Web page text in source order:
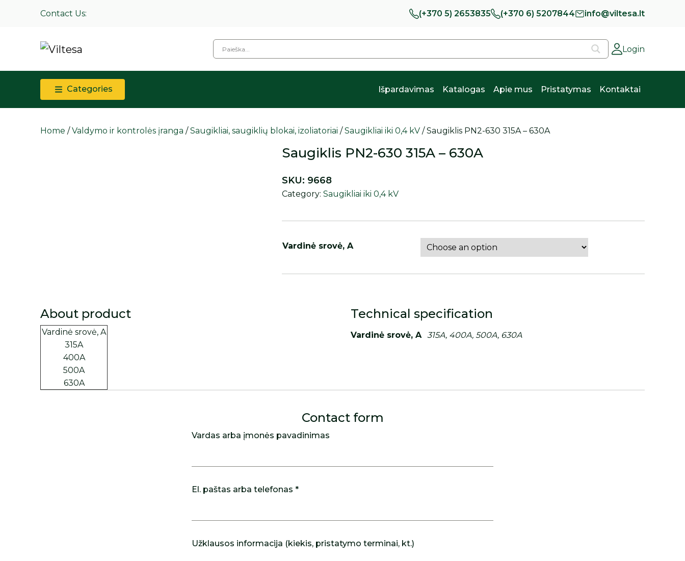
Contact Us: (+370 5) 2653835 (+370 6) 5207844 info@viltesa.lt
Login
Categories Išpardavimas Katalogas Apie mus Pristatymas Kontaktai
Home /Valdymo ir kontrolės įranga /Saugikliai, saugiklių blokai, izoliatoriai /Saugikliai iki 0,4 kV / Saugiklis PN2-630 315A – 630A
Saugiklis PN2-630 315A – 630A
Vardinė srovė, A
SKU: 9668
Category:Saugikliai iki 0,4 kV
About product
Vardinė srovė, A
315A
400A
500A
630A
Technical specification
Vardinė srovė, A 315A, 400A, 500A, 630A
Contact form
Vardas arba įmonės pavadinimas
El. paštas arba telefonas *
Užklausos informacija (kiekis, pristatymo terminai, kt.)